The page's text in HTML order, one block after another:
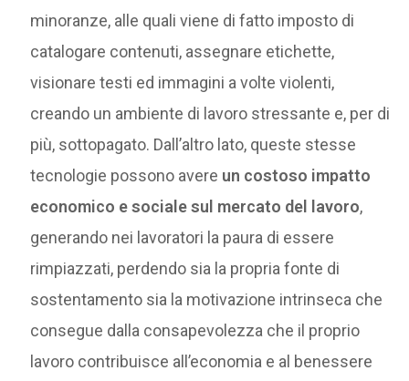
minoranze, alle quali viene di fatto imposto di
catalogare contenuti, assegnare etichette,
visionare testi ed immagini a volte violenti,
creando un ambiente di lavoro stressante e, per di
più, sottopagato. Dall’altro lato, queste stesse
tecnologie possono avere un costoso impatto
economico e sociale sul mercato del lavoro,
generando nei lavoratori la paura di essere
rimpiazzati, perdendo sia la propria fonte di
sostentamento sia la motivazione intrinseca che
consegue dalla consapevolezza che il proprio
lavoro contribuisce all’economia e al benessere